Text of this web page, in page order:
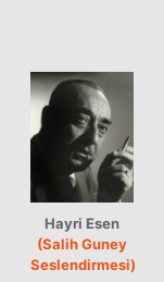
Hayri Esen
(Salih Guney
Seslendirmesi)